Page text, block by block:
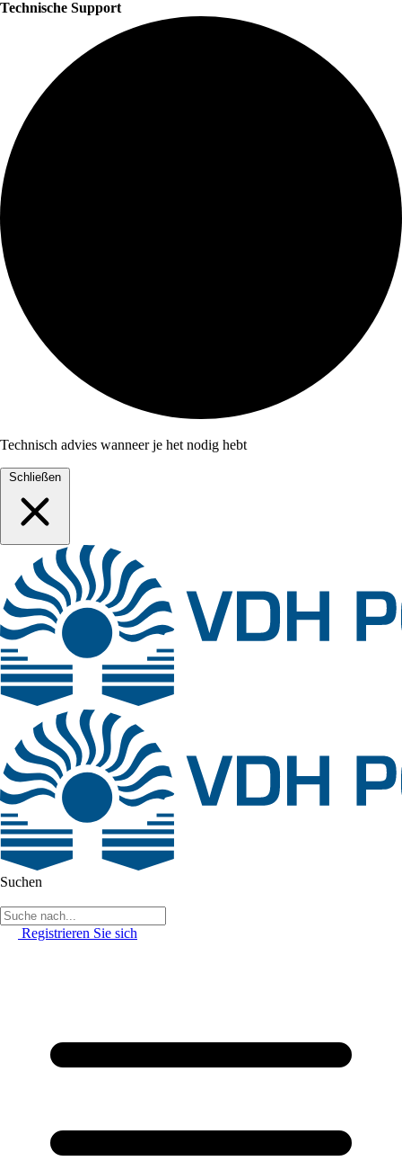
Technische Support
Technisch advies wanneer je het nodig hebt
Schließen
Suchen
Registrieren Sie sich